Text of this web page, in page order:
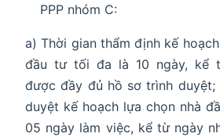
PPP nhóm C:
a) Thời gian thẩm định kế
đầu tư tối đa là 10 ngày, kể
được đầy đủ hồ sơ trình duyệt;
duyệt kế hoạch lựa chọn nhà
05 ngày làm việc, kể từ ngày